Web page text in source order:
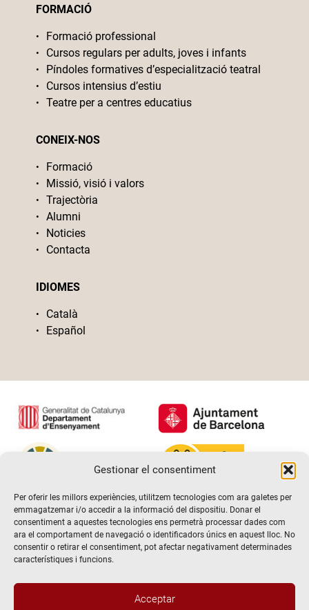
Gestionar el consentiment
Per oferir les millors experiències, utilitzem tecnologies com ara galetes per
emmagatzemar i/o accedir a la informació del dispositiu. Donar el
consentiment a aquestes tecnologies ens permetrà processar dades com
ara el comportament de navegació o identificadors únics en aquest lloc. No
consentir o retirar el consentiment, pot afectar negativament determinades
característiques i funcions.
Acceptar
FORMACIÓ
Formació professional
Cursos regulars per adults, joves i infants
Píndoles formatives d’especialització teatral
Cursos intensius d’estiu
Teatre per a centres educatius
CONEIX-NOS
Formació
Missió, visió i valors
Trajectòria
Alumni
Noticies
Contacta
IDIOMES
Català
Español